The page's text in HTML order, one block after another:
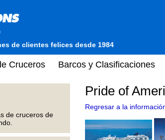
de clientes felices desde 1984
Cruceros Barcos y Clasificaciones
de cruceros de
Pride of
Regresar a la